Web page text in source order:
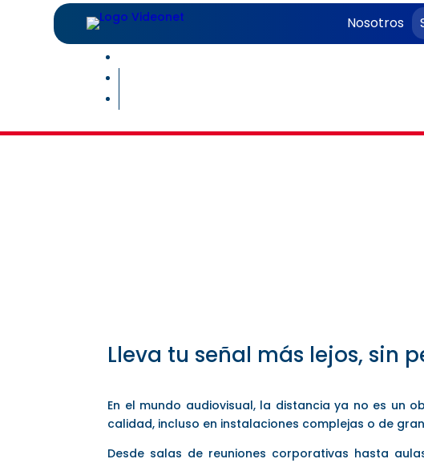
Nosotros
Lleva tu señal más lejos, sin
En el mundo audiovisual, la distancia ya no es un
calidad, incluso en instalaciones complejas o de
Desde salas de reuniones corporativas hasta